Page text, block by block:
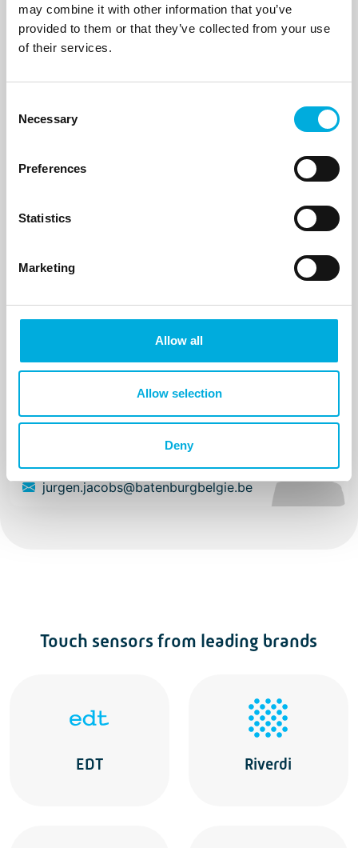
may combine it with other information that you’ve
provided to them or that they’ve collected from your use
of their services.
Selection
Necessary
Preferences
Statistics
Marketing
Allow all
Allow selection
Deny
Hans Hameeteman
Kjell Decorte
+32 474 22 96 09
kjell.decorte@batenburgbelgie.be
Jurgen Jacobs
Accountmanager
+32 (0)2 253 31 20
jurgen.jacobs@batenburgbelgie.be
Touch sensors from leading brands
EDT Riverdi